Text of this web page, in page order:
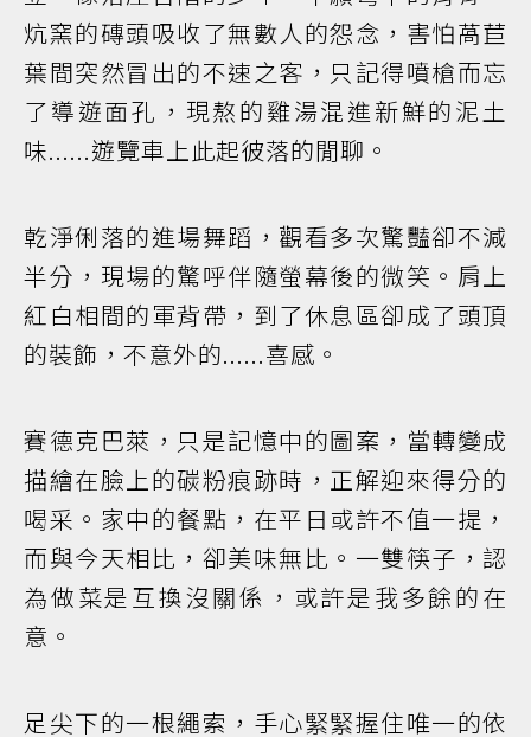
炕窯的磚頭吸收了無數人的怨念，害怕萵苣
葉間突然冒出的不速之客，只記得噴槍而忘
了導遊面孔，現熬的雞湯混進新鮮的泥土
味......遊覽車上此起彼落的閒聊。
乾淨俐落的進場舞蹈，觀看多次驚豔卻不減
半分，現場的驚呼伴隨螢幕後的微笑。肩上
紅白相間的軍背帶，到了休息區卻成了頭頂
的裝飾，不意外的......喜感。
賽德克巴萊，只是記憶中的圖案，當轉變成
描繪在臉上的碳粉痕跡時，正解迎來得分的
喝采。家中的餐點，在平日或許不值一提，
而與今天相比，卻美味無比。一雙筷子，認
為做菜是互換沒關係，或許是我多餘的在
意。
足尖下的一根繩索，手心緊緊握住唯一的依